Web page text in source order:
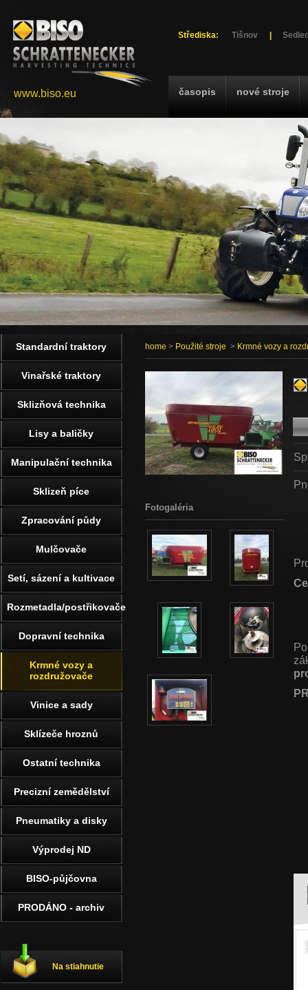
Střediska: Tišnov
časopis nové stroje
www.biso.eu
home > Použité stroje > Krmné vozy a
Fotogaléria
Standardní traktory
Vinařské traktory
Sklizňová technika
Lisy a baličky
Manipulační technika
Sklizeň píce
Zpracování půdy
Mulčovače
Setí, sázení a kultivace
Rozmetadla/postřikovače
Dopravní technika
Krmné vozy a
rozdružovače
Vinice a sady
Sklízeče hroznů
Ostatní technika
Precizní zemědělství
Pneumatiky a disky
Výprodej ND
BISO-půjčovna
PRODÁNO - archiv
Na stiahnutie